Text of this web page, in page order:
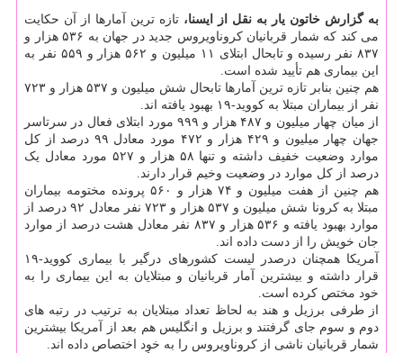
به گزارش خاتون یار به نقل از ایسنا، تازه ترین آمارها از آن حکایت
می کند که شمار قربانیان کروناویروس جدید در جهان به ۵۳۶ هزار و
۸۳۷ نفر رسیده و تابحال ابتلای ۱۱ میلیون و ۵۶۲ هزار و ۵۵۹ نفر به
این بیماری هم تأیید شده است.
هم چنین بنابر تازه ترین آمارها تابحال شش میلیون و ۵۳۷ هزار و ۷۲۳
نفر از بیماران مبتلا به کووید-۱۹ بهبود یافته اند.
از میان چهار میلیون و ۴۸۷ هزار و ۹۹۹ مورد ابتلای فعال در سرتاسر
جهان چهار میلیون و ۴۲۹ هزار و ۴۷۲ مورد معادل ۹۹ درصد از کل
موارد وضعیت خفیف داشته و تنها ۵۸ هزار و ۵۲۷ مورد معادل یک
درصد از کل موارد در وضعیت وخیم قرار دارند.
هم چنین از هفت میلیون و ۷۴ هزار و ۵۶۰ پرونده مختومه بیماران
مبتلا به کرونا شش میلیون و ۵۳۷ هزار و ۷۲۳ نفر معادل ۹۲ درصد از
موارد بهبود یافته و ۵۳۶ هزار و ۸۳۷ نفر معادل هشت درصد از موارد
جان خویش را از دست داده اند.
آمریکا همچنان درصدر لیست کشورهای درگیر با بیماری کووید-۱۹
قرار داشته و بیشترین آمار قربانیان و مبتلایان به این بیماری را به
خود مختص کرده است.
از طرفی برزیل و هند به لحاظ تعداد مبتلایان به ترتیب در رتبه های
دوم و سوم جای گرفتند و برزیل و انگلیس هم بعد از آمریکا بیشترین
شمار قربانیان ناشی از کروناویروس را به خود اختصاص داده اند.